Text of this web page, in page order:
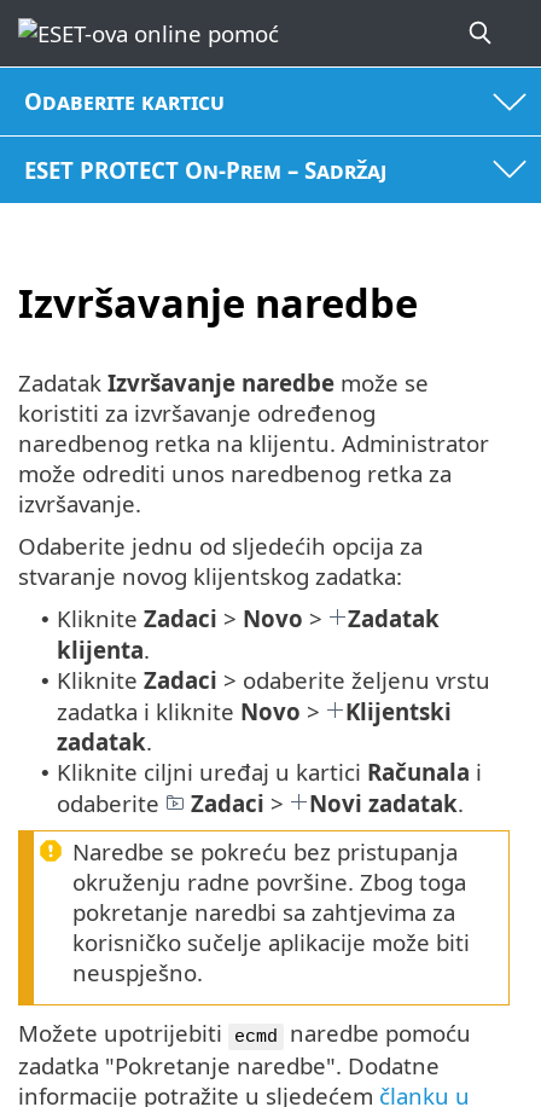
Odaberite karticu
ESET PROTECT On-Prem – Sadržaj
Izvršavanje naredbe
Zadatak Izvršavanje naredbe može se
koristiti za izvršavanje određenog
naredbenog retka na klijentu. Administrator
može odrediti unos naredbenog retka za
izvršavanje.
Odaberite jednu od sljedećih opcija za
stvaranje novog klijentskog zadatka:
• Kliknite Zadaci > Novo >
Zadatak
klijenta.
• Kliknite Zadaci > odaberite željenu vrstu
zadatka i kliknite Novo >
Klijentski
zadatak.
• Kliknite ciljni uređaj u kartici Računala i
odaberite
Zadaci > Novi zadatak.
Naredbe se pokreću bez pristupanja
okruženju radne površine. Zbog toga
pokretanje naredbi sa zahtjevima za
korisničko sučelje aplikacije može biti
neuspješno.
Možete upotrijebiti
ecmd
naredbe pomoću
zadatka "Pokretanje naredbe". Dodatne
informacije potražite u sljedećem članku u